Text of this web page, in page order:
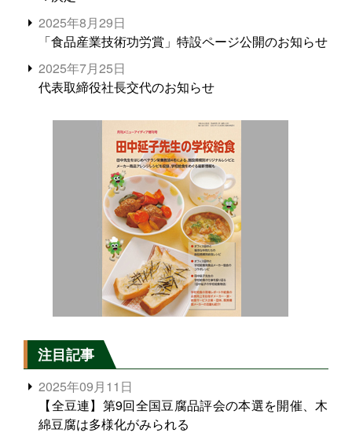
2025年8月29日
「食品産業技術功労賞」特設ページ公開のお知らせ
2025年7月25日
代表取締役社長交代のお知らせ
注目記事
2025年09月11日
【全豆連】第9回全国豆腐品評会の本選を開催、木
綿豆腐は多様化がみられる